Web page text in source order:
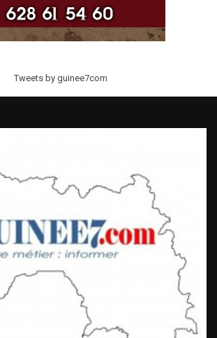
Tweets by guinee7com